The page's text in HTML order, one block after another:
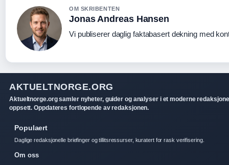
OM SKRIBENTEN
Jonas Andreas Hansen
Vi publiserer daglig faktabasert dekning med
AKTUELTNORGE.ORG
Aktueltnorge.org samler nyheter, guider og analyser i et moderne
oppsett. Oppdateres fortlopende av redaksjonen.
Populaert
Daglige redaksjonelle briefinger og tillitsressurser, kuratert for rask verifisering.
Om oss